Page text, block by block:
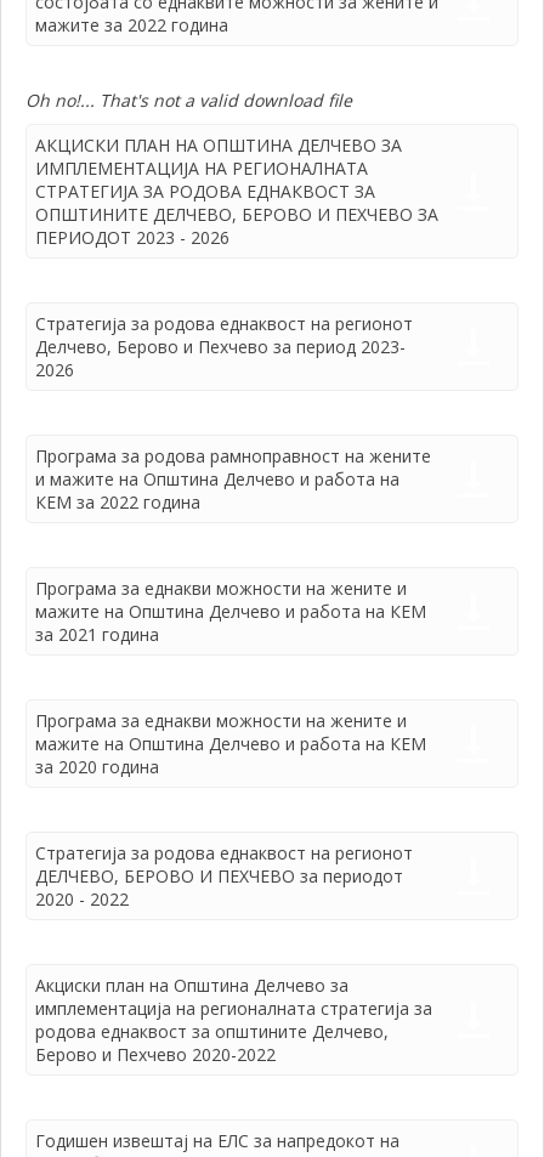
мажите за 2022 година
Oh no!... That's not a valid download file
АКЦИСКИ ПЛАН НА ОПШТИНА ДЕЛЧЕВО ЗА
ИМПЛЕМЕНТАЦИЈА НА РЕГИОНАЛНАТА
СТРАТЕГИЈА ЗА РОДОВА ЕДНАКВОСТ ЗА
ОПШТИНИТЕ ДЕЛЧЕВО, БЕРОВО И ПЕХЧЕВО ЗА
ПЕРИОДОТ 2023 - 2026
Стратегија за родова еднаквост на регионот
Делчево, Берово и Пехчево за период 2023-
2026
Програма за родова рамноправност на жените
и мажите на Општина Делчево и работа на
КЕМ за 2022 година
Програма за еднакви можности на жените и
мажите на Општина Делчево и работа на КЕМ
за 2021 година
Програма за еднакви можности на жените и
мажите на Општина Делчево и работа на КЕМ
за 2020 година
Стратегија за родова еднаквост на регионот
ДЕЛЧЕВО, БЕРОВО И ПЕХЧЕВО за периодот
2020 - 2022
Акциски план на Општина Делчево за
имплементација на регионалната стратегија за
родова еднаквост за општините Делчево,
Берово и Пехчево 2020-2022
Годишен извештај на ЕЛС за напредокот на